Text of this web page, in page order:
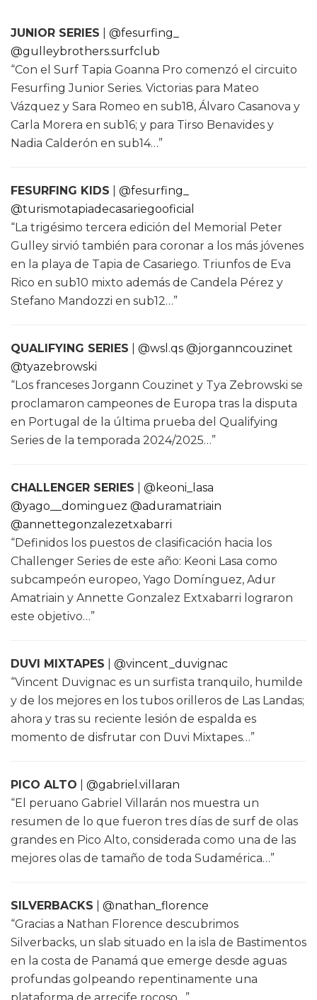
JUNIOR SERIES
@fesurfing_
@gulleybrothers.surfclub
“Con el Surf Tapia Goanna Pro comenzó el circuito
Fesurfing Junior Series. Victorias para Mateo
Vázquez y Sara Romeo en sub18, Álvaro Casanova y
Carla Morera en sub16; y para Tirso Benavides y
Nadia Calderón en sub14…”
FESURFING KIDS
@fesurfing_
@turismotapiadecasariegooficial
“La trigésimo tercera edición del Memorial Peter
Gulley sirvió también para coronar a los más jóvenes
en la playa de Tapia de Casariego. Triunfos de Eva
Rico en sub10 mixto además de Candela Pérez y
Stefano Mandozzi en sub12…”
QUALIFYING SERIES @wsl.qs @jorganncouzinet
@tyazebrowski
“Los franceses Jorgann Couzinet y Tya Zebrowski se
proclamaron campeones de Europa tras la disputa
en Portugal de la última prueba del Qualifying
Series de la temporada 2024/2025…”
CHALLENGER SERIES
@keoni_lasa
@yago__dominguez @aduramatriain
@annettegonzalezetxabarri
“Definidos los puestos de clasificación hacia los
Challenger Series de este año: Keoni Lasa como
subcampeón europeo, Yago Domínguez, Adur
Amatriain y Annette Gonzalez Extxabarri lograron
este objetivo…”
DUVI MIXTAPES
@vincent_duvignac
“Vincent Duvignac es un surfista tranquilo, humilde
y de los mejores en los tubos orilleros de Las Landas;
ahora y tras su reciente lesión de espalda es
momento de disfrutar con Duvi Mixtapes…”
PICO ALTO
@gabriel.villaran
“El peruano Gabriel Villarán nos muestra un
resumen de lo que fueron tres días de surf de olas
grandes en Pico Alto, considerada como una de las
mejores olas de tamaño de toda Sudamérica…”
SILVERBACKS
@nathan_florence
“Gracias a Nathan Florence descubrimos
Silverbacks, un slab situado en la isla de Bastimentos
en la costa de Panamá que emerge desde aguas
profundas golpeando repentinamente una